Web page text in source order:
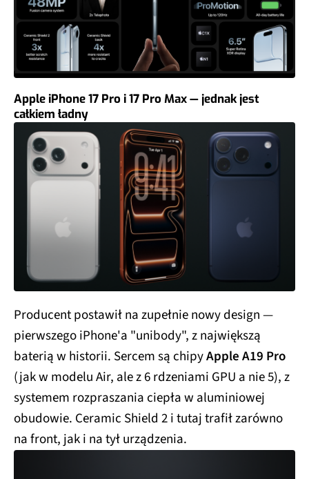
Apple iPhone 17 Pro i 17 Pro Max — jednak jest
całkiem ładny
Producent postawił na zupełnie nowy design —
pierwszego iPhone'a "unibody", z największą
baterią w historii. Sercem są chipyApple A19 Pro
(jak w modelu Air, ale z 6 rdzeniami GPU a nie 5), z
systemem rozpraszania ciepła w aluminiowej
obudowie. Ceramic Shield 2 i tutaj trafił zarówno
na front, jak i na tył urządzenia.